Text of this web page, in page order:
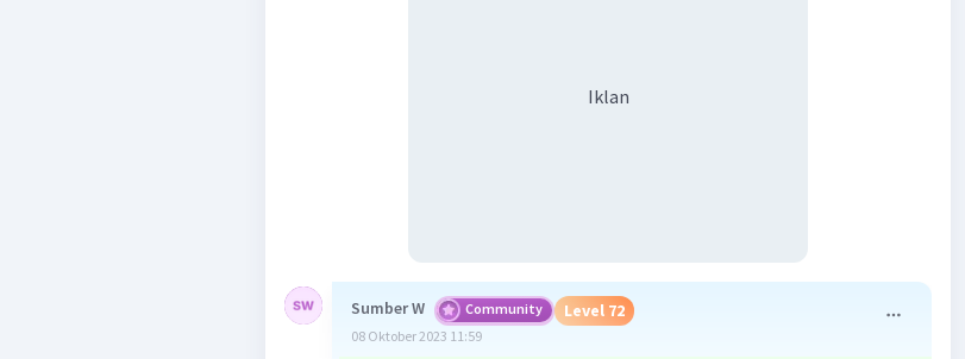
Iklan
Sumber W Community Level 72
08 Oktober 2023 11:59